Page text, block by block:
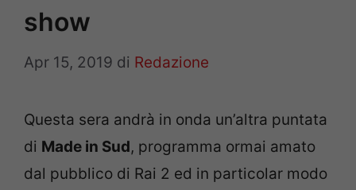
show
Apr 15, 2019 di Redazione
Questa sera andrà in onda un’altra puntata
di Made in Sud, programma ormai amato
dal pubblico di Rai 2 ed in particolar modo